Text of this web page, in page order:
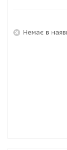
Немає в